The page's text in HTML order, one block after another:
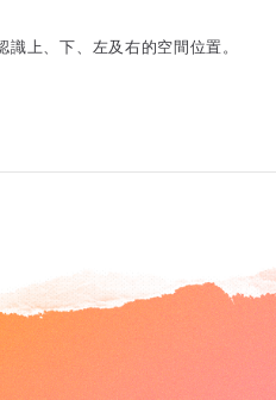
上、下、左及右的空間位置。